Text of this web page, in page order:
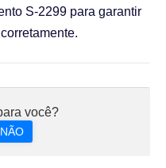
S-2299 para garantir
você?
NÃO